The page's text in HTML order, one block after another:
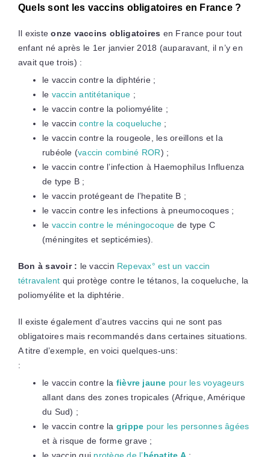
Quels sont les vaccins obligatoires en France ?
Il existe onze vaccins obligatoires en France pour tout
enfant né après le 1er janvier 2018 (auparavant, il n’y en
avait que trois) :
le vaccin contre la diphtérie ;
le vaccin antitétanique ;
le vaccin contre la poliomyélite ;
le vaccincontre la coqueluche ;
le vaccin contre la rougeole, les oreillons et la
rubéole (vaccin combiné ROR) ;
le vaccin contre l’infection à Haemophilus Influenza
de type B ;
le vaccin protégeant de l’hepatite B ;
le vaccin contre les infections à pneumocoques ;
le vaccin contre le méningocoque de type C
(méningites et septicémies).
Bon à savoir : le vaccin Repevax° est un vaccin
tétravalent qui protège contre le tétanos, la coqueluche, la
poliomyélite et la diphtérie.
Il existe également d’autres vaccins qui ne sont pas
obligatoires mais recommandés dans certaines situations.
A titre d’exemple, en voici quelques-uns:
:
le vaccin contre la fièvre jaune pour les voyageurs
allant dans des zones tropicales (Afrique, Amérique
du Sud) ;
le vaccin contre la grippe pour les personnes âgées
et à risque de forme grave ;